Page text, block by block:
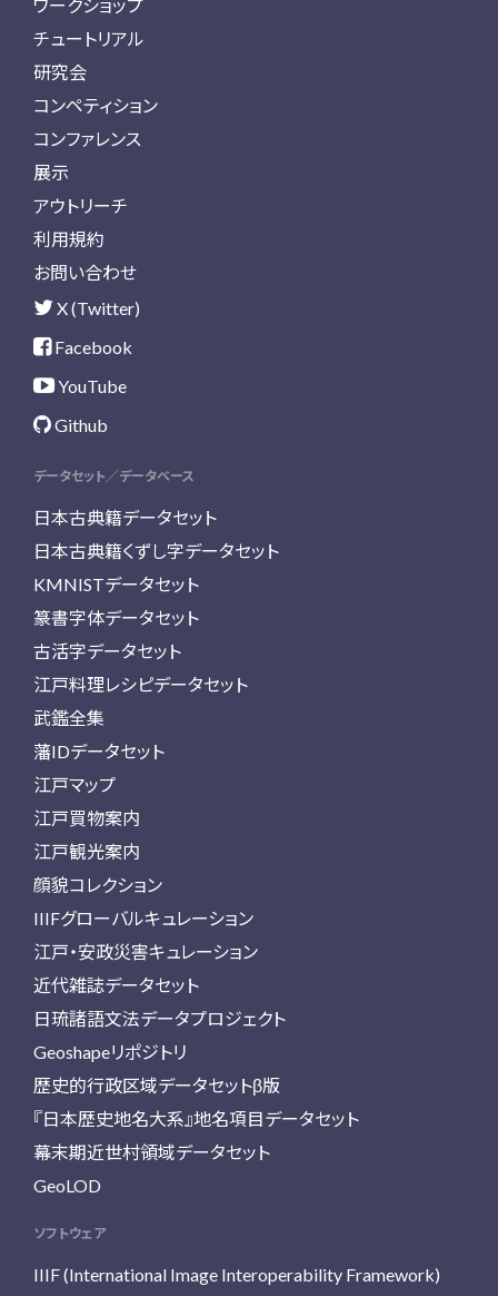
ワークショップ
チュートリアル
研究会
コンペティション
コンファレンス
展示
アウトリーチ
利用規約
お問い合わせ
X (Twitter)
Facebook
YouTube
Github
データセット／データベース
日本古典籍データセット
日本古典籍くずし字データセット
KMNISTデータセット
篆書字体データセット
古活字データセット
江戸料理レシピデータセット
武鑑全集
藩IDデータセット
江戸マップ
江戸買物案内
江戸観光案内
顔貌コレクション
IIIFグローバルキュレーション
江戸・安政災害キュレーション
近代雑誌データセット
日琉諸語文法データプロジェクト
Geoshapeリポジトリ
歴史的行政区域データセットβ版
『日本歴史地名大系』地名項目データセット
幕末期近世村領域データセット
GeoLOD
ソフトウェア
IIIF (International Image Interoperability Framework)